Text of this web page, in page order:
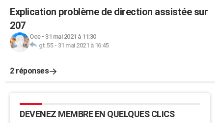
Explication problème de direction assistée sur
207
Oce- 31 mai 2021 à 11:30
gt.55- 31 mai 2021 à 16:45
2 réponses
DEVENEZ MEMBRE EN QUELQUES CLICS